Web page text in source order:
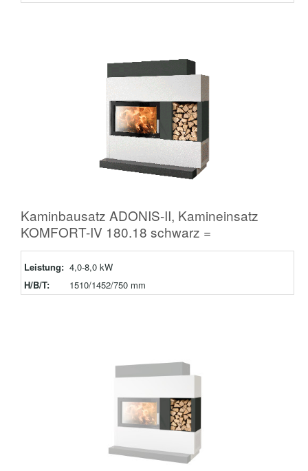
Kaminbausatz ADONIS-II, Kamineinsatz
KOMFORT-IV 180.18 schwarz =
Leistung: 4,0-8,0 kW
H/B/T:
1510/1452/750 mm